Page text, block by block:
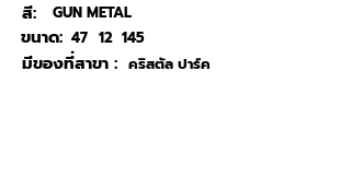
สี:
GUN METAL
47
ขนาด: 12 145
คริสตัล ปาร์ค
มีของที่สาขา :